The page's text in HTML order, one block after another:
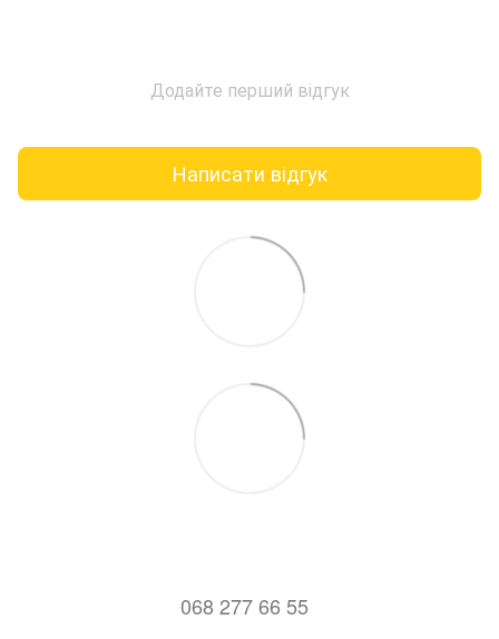
Додайте перший відгук
Написати відгук
068 277 66 55